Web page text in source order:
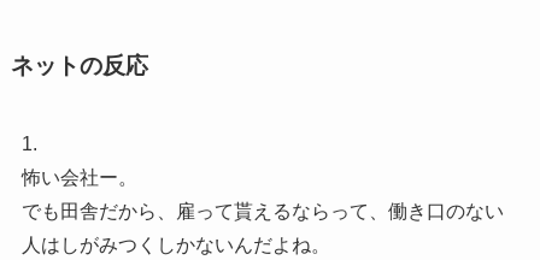
ネットの反応
1.
怖い会社ー。
でも田舎だから、雇って貰えるならって、働き口のない
人はしがみつくしかないんだよね。